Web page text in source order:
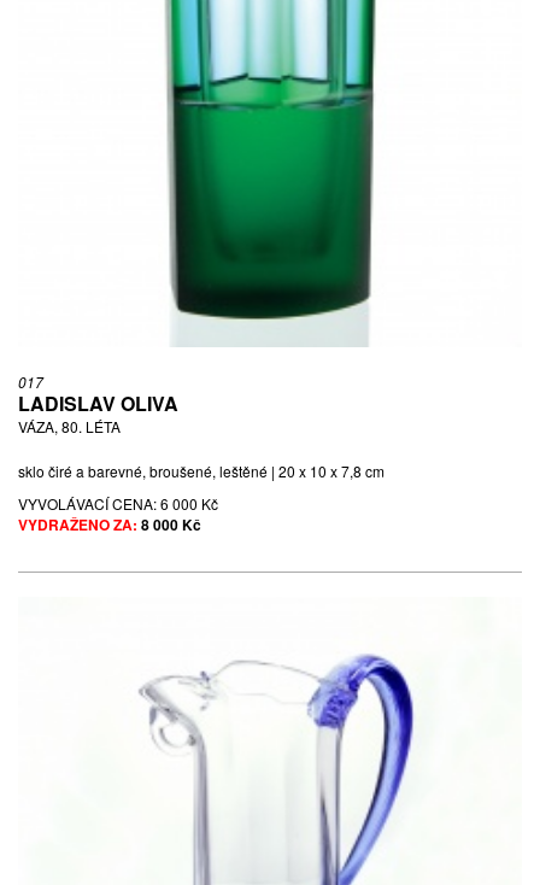
017
LADISLAV OLIVA
VÁZA, 80. LÉTA
sklo čiré a barevné, broušené, leštěné | 20 x 10 x 7,8 cm
VYVOLÁVACÍ CENA:6 000 Kč
VYDRAŽENO ZA: 8 000 Kč